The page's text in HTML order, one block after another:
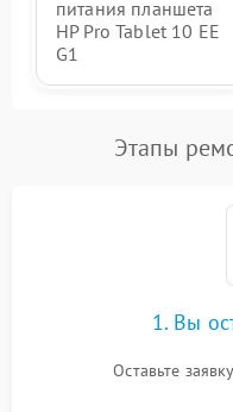
питания планшета
HP Pro Tablet 10 EE
G1
Этапы
1. Вы
Оставьте